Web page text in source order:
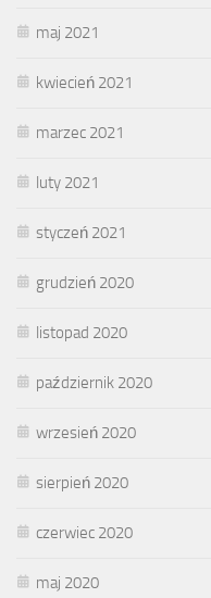
maj 2021
kwiecień 2021
marzec 2021
luty 2021
styczeń 2021
grudzień 2020
listopad 2020
październik 2020
wrzesień 2020
sierpień 2020
czerwiec 2020
maj 2020